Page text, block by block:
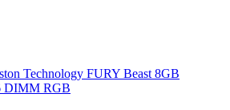
Technology FURY Beast 8GB
DIMM RGB